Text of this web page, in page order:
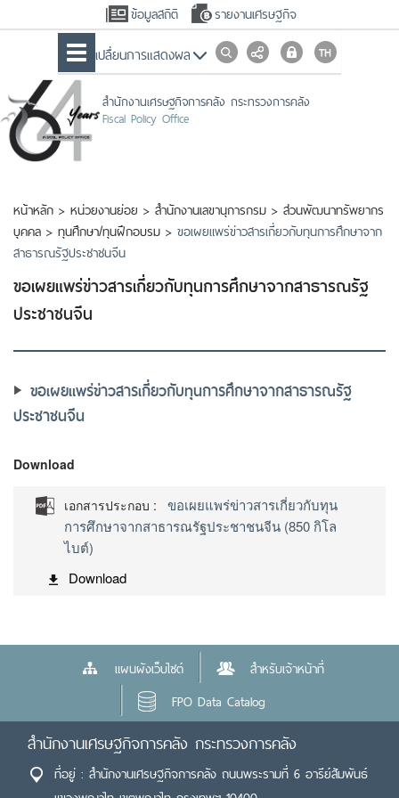
ข้อมูลสถิติ รายงานเศรษฐกิจ
เปลื่ยนการแสดงผล
สำนักงานเศรษฐกิจการคลัง กระทรวงการคลัง
Fiscal Policy Office
หน้าหลัก > หน่วยงานย่อย > สำนักงานเลขานุการกรม > ส่วนพัฒนาทรัพยากร
บุคคล > ทุนศึกษา/ทุนฝึกอบรม > ขอเผยแพร่ข่าวสารเกี่ยวกับทุนการศึกษาจาก
สาธารณรัฐประชาชนจีน
ขอเผยแพร่ข่าวสารเกี่ยวกับทุนการศึกษาจากสาธารณรัฐ
ประชาชนจีน
ขอเผยแพร่ข่าวสารเกี่ยวกับทุนการศึกษาจากสาธารณรัฐ
ประชาชนจีน
Download
เอกสารประกอบ :
ขอเผยแพร่ข่าวสารเกี่ยวกับทุน
การศึกษาจากสาธารณรัฐประชาชนจีน (850 กิโล
ไบต์)
Download
แผนผังเว็บไซต์
สำหรับเจ้าหน้าที่
FPO Data Catalog
สำนักงานเศรษฐกิจการคลัง กระทรวงการคลัง
ที่อยู่ : สำนักงานเศรษฐกิจการคลัง ถนนพระรามที่ 6 อารีย์สัมพันธ์